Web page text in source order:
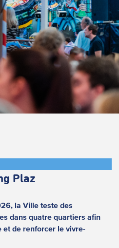
Plaz
la Ville teste des
dans quatre quartiers afin
et de renforcer le vivre-